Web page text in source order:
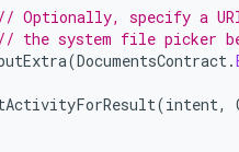
// Optionally, specify a
// the system file picker
(DocumentsContract.
(intent,